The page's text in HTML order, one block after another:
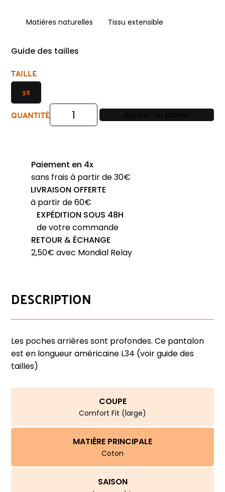
Matières naturelles Tissu extensible
Guide des tailles
TAILLE
38
quantité
côtelé
PIERRE
CARDIN
Castres
3008Pie
QUANTITÉ
Paiement en 4x
sans frais à partir de 30€
LIVRAISON OFFERTE
à partir de 60€
EXPÉDITION SOUS 48H
de votre commande
RETOUR & ÉCHANGE
2,50€ avec Mondial Relay
DESCRIPTION
Les poches arrières sont profondes. Ce pantalon
est en longueur américaine L34 (voir guide des
tailles)
COUPE
Comfort Fit (large)
MATIÈRE PRINCIPALE
Coton
SAISON